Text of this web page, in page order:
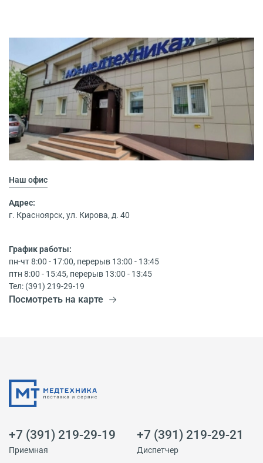
Наш офис
Адрес:
г. Красноярск, ул. Кирова, д. 40
График работы:
пн-чт 8:00 - 17:00, перерыв 13:00 - 13:45
птн 8:00 - 15:45, перерыв 13:00 - 13:45
Тел: (391) 219-29-19
Посмотреть на карте
+7 (391) 219-29-19
Приемная
+7 (391) 219-29-21
Диспетчер